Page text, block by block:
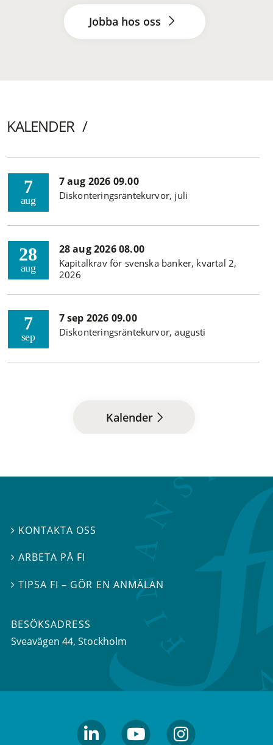
Jobba hos oss
KALENDER
7
aug
7 aug 2026 09.00
Diskonteringsräntekurvor, juli
28
aug
28 aug 2026 08.00
Kapitalkrav för svenska banker, kvartal 2,
2026
7
sep
7 sep 2026 09.00
Diskonteringsräntekurvor, augusti
Kalender
 KONTAKTA OSS
ARBETA PÅ FI
TIPSA FI – GÖR EN ANMÄLAN
BESÖKSADRESS
Sveavägen 44, Stockholm